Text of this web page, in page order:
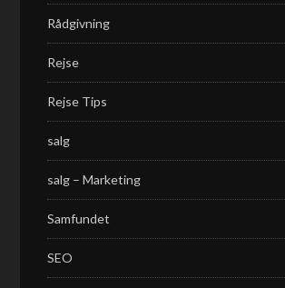
Rådgivning
Rejse
Rejse Tips
salg
salg – Marketing
Samfundet
SEO